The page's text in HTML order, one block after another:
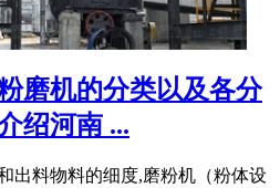
磨机的分类以及各分
绍河南 ...
出料物料的细度,磨粉机（粉体设